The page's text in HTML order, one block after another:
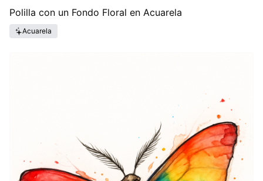
Polilla con un Fondo Floral en Acuarela
Acuarela